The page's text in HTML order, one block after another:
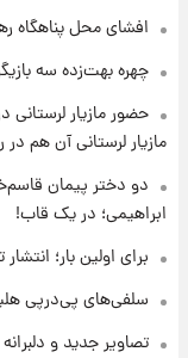
افشای محل پناهگاه‌
چهره بهت‌زده سه
حضور مازیار
مازیار لرستانی آن هم
دو دختر پیمان
ابراهیمی؛ در یک قاب!
برای اولین بار؛
سلفی‌های پی‌درپی
تصاویر جدید و